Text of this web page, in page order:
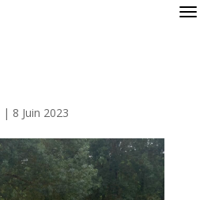
| 8 Juin 2023